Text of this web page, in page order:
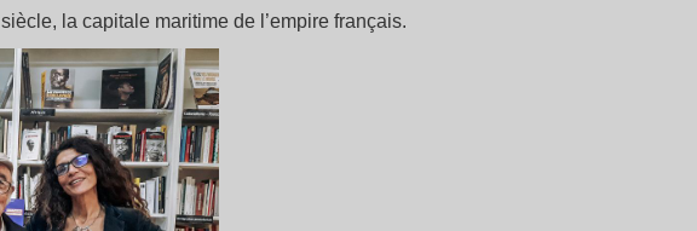
siècle, la capitale maritime de l’empire français.